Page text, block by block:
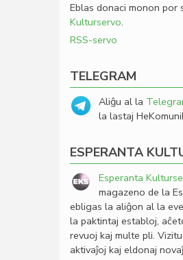
Eblas donaci monon por
Kulturservo.
RSS-servo
TELEGRAM
Aliĝu al la
la lastaj
ESPERANTA
Esperanta
magazeno de la
ebligas la aliĝon al la
la paktintaj establoj,
revuoj kaj multe pli.
aktivaĵoj kaj eldonaj